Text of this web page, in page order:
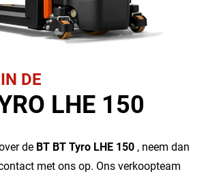
DE
LHE 150
de BT BT Tyro LHE 150 , neem dan
met ons op. Ons verkoopteam